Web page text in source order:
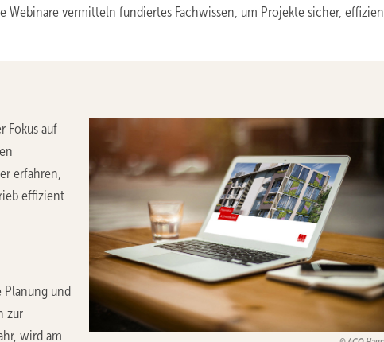
Webinare vermitteln fundiertes Fachwissen, um Projekte sicher,
Fokus auf
erfahren,
effizient
und
zur
wird am